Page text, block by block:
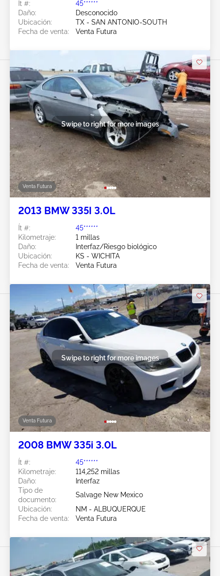
Ít #:
45******
Daño:
Desconocido
Ubicación:
TX - SAN ANTONIO-SOUTH
Fecha de venta:
Venta Futura
Venta Futura
Swipe to right for more images
2013 BMW 335I 3.0L
Ít #:
45******
Kilometraje:
1 millas
Daño:
Interfaz/Riesgo biológico
Ubicación:
KS - WICHITA
Fecha de venta:
Venta Futura
Venta Futura
Swipe to right for more images
2008 BMW 335i 3.0L
Ít #:
45******
Kilometraje:
114,252 millas
Daño:
Interfaz
Tipo de
documento:
Salvage New Mexico
Ubicación:
NM - ALBUQUERQUE
Fecha de venta:
Venta Futura